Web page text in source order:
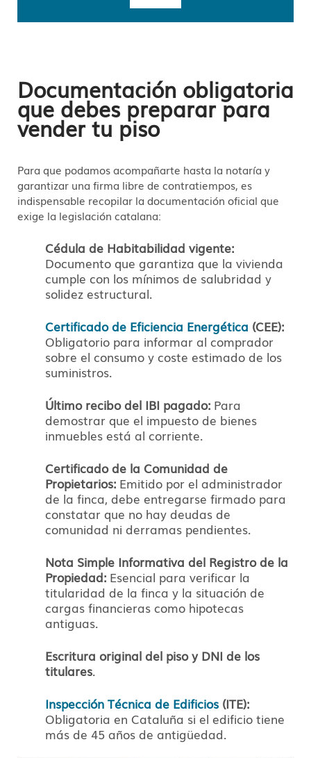
Documentación obligatoria
que debes preparar para
vender tu piso
Para que podamos acompañarte hasta la notaría y
garantizar una firma libre de contratiempos, es
indispensable recopilar la documentación oficial que
exige la legislación catalana:
Cédula de Habitabilidad vigente:
Documento que garantiza que la vivienda
cumple con los mínimos de salubridad y
solidez estructural.
Certificado de Eficiencia Energética (CEE):
Obligatorio para informar al comprador
sobre el consumo y coste estimado de los
suministros.
Último recibo del IBI pagado: Para
demostrar que el impuesto de bienes
inmuebles está al corriente.
Certificado de la Comunidad de
Propietarios: Emitido por el administrador
de la finca, debe entregarse firmado para
constatar que no hay deudas de
comunidad ni derramas pendientes.
Nota Simple Informativa del Registro de la
Propiedad: Esencial para verificar la
titularidad de la finca y la situación de
cargas financieras como hipotecas
antiguas.
Escritura original del piso y DNI de los
titulares.
Inspección Técnica de Edificios (ITE):
Obligatoria en Cataluña si el edificio tiene
más de 45 años de antigüedad.